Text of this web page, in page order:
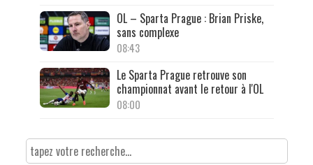
OL – Sparta Prague : Brian Priske,
sans complexe
08:43
Le Sparta Prague retrouve son
championnat avant le retour à l'OL
08:00